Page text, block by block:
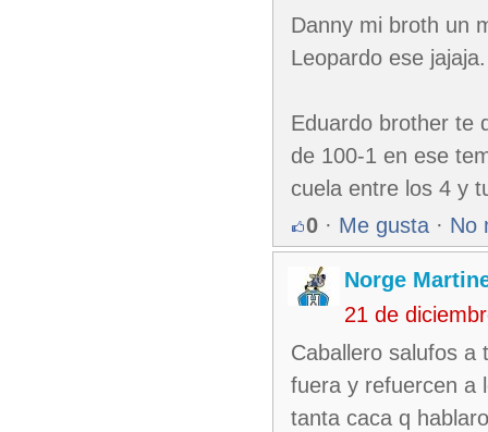
Danny mi broth un
Leopardo ese jajaja.
Eduardo brother te
de 100-1 en ese
cuela entre los 4 y
0 · Me gusta · No
Norge
21 de
Caballero salufos a
fuera y refuercen a
tanta caca q